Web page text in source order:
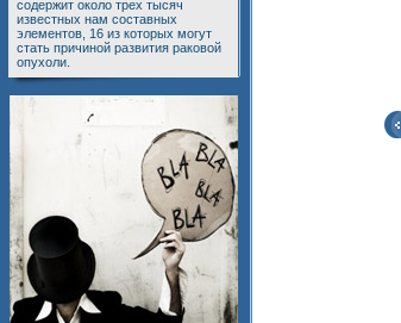
содержит около трех тысяч
известных нам составных
элементов, 16 из которых могут
стать причиной развития раковой
опухоли.